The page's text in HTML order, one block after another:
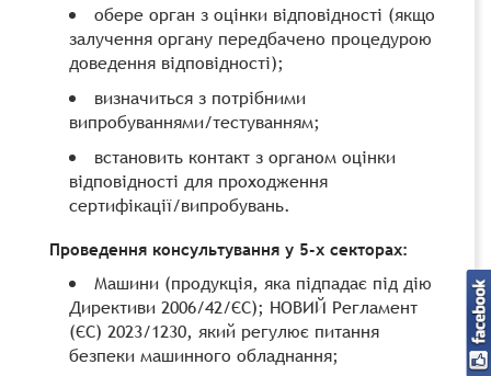
обере орган з оцінки відповідності (якщо
залучення органу передбачено процедурою
доведення відповідності);
визначиться з потрібними
випробуваннями/тестуванням;
встановить контакт з органом оцінки
відповідності для проходження
сертифікації/випробувань.
Проведення консультування у 5-х секторах:
Машини (продукція, яка підпадає під дію
Директиви 2006/42/ЄС); НОВИЙ Регламент
(ЄС) 2023/1230, який регулює питання
безпеки машинного обладнання;